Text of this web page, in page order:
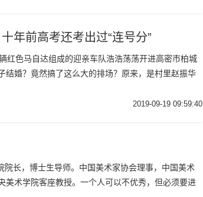
年前高考还考出过“连号分”
红色马自达组成的迎亲车队浩浩荡荡开进高密市柏城
婚？竟然搞了这么大的排场？原来，是村里赵振华
2019-09-19 09:59:40
长，博士生导师。中国美术家协会理事，中国美术
美术学院客座教授。一个人可以不优秀，但必须要进